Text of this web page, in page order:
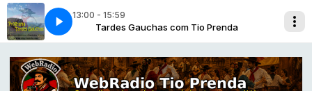
13:00 - 15:59
Tardes Gauchas com Tio Prenda
Borghetti Morena Rosa - Elton Saldanha com Renato Borghetti
Prenda Chimarreando com TP com Tio Prenda